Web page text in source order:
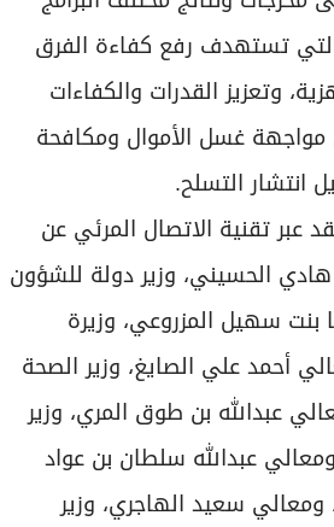
تستهدف رفع كفاءة الفرق
وتعزيز القدرات والكفاءات
مواجهة غسل الأموال ومكافحة
انتشار التسلح.
عبر تقنية الاتصال المرئي عن
الحسيني، وزير دولة للشؤون
بنت سهيل المزروعي، وزيرة
أحمد علي الصايغ، وزير الصحة
عبدالله بن طوق المري، وزير
عبدالله سلطان بن عواد
ومعالي سعيد الهاجري، وزير